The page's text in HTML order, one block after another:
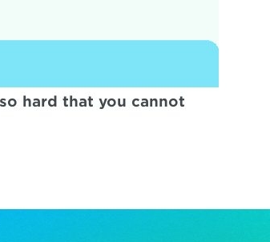
hard that you cannot